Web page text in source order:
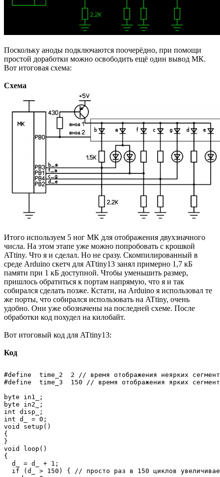
Поскольку аноды подключаются поочерёдно, при помощи
простой доработки можно освободить ещё один вывод МК.
Вот итоговая схема:
Схема
Итого используем 5 ног МК для отображения двухзначного
числа. На этом этапе уже можно попробовать с крошкой
ATtiny. Что я и сделал. Но не сразу. Скомпилированный в
среде Arduino скетч для ATtiny13 занял примерно 1,7 кБ
памяти при 1 кБ доступной. Чтобы уменьшить размер,
пришлось обратиться к портам напрямую, что я и так
собирался сделать позже. Кстати, на Arduino я использовал те
же порты, что собирался использовать на ATtiny, очень
удобно. Они уже обозначены на последней схеме. После
обработки код похудел на килобайт.
Вот итоговый код для ATtiny13:
Код
#define  time_2  2 // время отображения неярких
#define  time_3  150 // время отображения ярких
byte in1_;
byte in2_;
int disp_;
int d_ = 0;
void setup()
{
}
void loop()
{
  d_ = d_ + 1;
if (d_ > 150) { // просто раз в 150 циклов